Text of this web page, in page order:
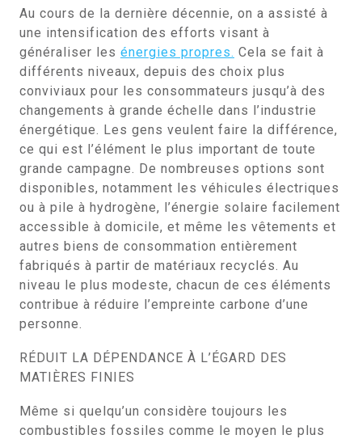
Au cours de la dernière décennie, on a assisté à
une intensification des efforts visant à
généraliser les énergies propres. Cela se fait à
différents niveaux, depuis des choix plus
conviviaux pour les consommateurs jusqu’à des
changements à grande échelle dans l’industrie
énergétique. Les gens veulent faire la différence,
ce qui est l’élément le plus important de toute
grande campagne. De nombreuses options sont
disponibles, notamment les véhicules électriques
ou à pile à hydrogène, l’énergie solaire facilement
accessible à domicile, et même les vêtements et
autres biens de consommation entièrement
fabriqués à partir de matériaux recyclés. Au
niveau le plus modeste, chacun de ces éléments
contribue à réduire l’empreinte carbone d’une
personne.
RÉDUIT LA DÉPENDANCE À L’ÉGARD DES
MATIÈRES FINIES
Même si quelqu’un considère toujours les
combustibles fossiles comme le moyen le plus